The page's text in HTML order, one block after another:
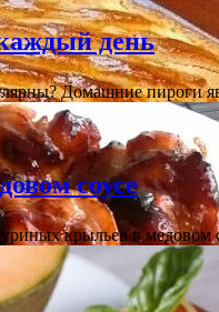
день
Домашние пироги
соусе
крыльев в